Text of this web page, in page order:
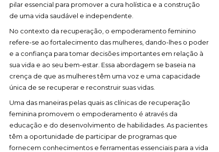
pilar essencial para promover a cura holística e a construção
de uma vida saudável e independente.
No contexto da recuperação, o empoderamento feminino
refere-se ao fortalecimento das mulheres, dando-lhes o poder
e a confiança para tomar decisões importantes em relação à
sua vida e ao seu bem-estar. Essa abordagem se baseia na
crença de que as mulheres têm uma voz e uma capacidade
única de se recuperar e reconstruir suas vidas.
Uma das maneiras pelas quais as clínicas de recuperação
feminina promovem o empoderamento é através da
educação e do desenvolvimento de habilidades. As pacientes
têm a oportunidade de participar de programas que
fornecem conhecimentos e ferramentas essenciais para a vida